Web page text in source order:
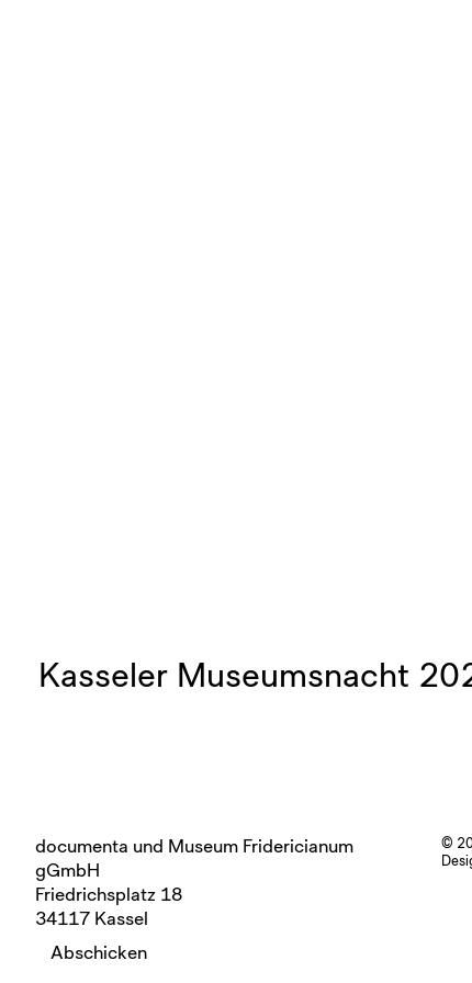
Kasseler Museumsnacht
documenta und Museum Fridericianum
gGmbH
Friedrichsplatz 18
34117 Kassel
Abschicken
©